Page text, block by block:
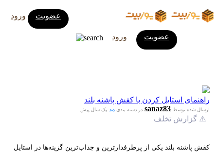
ورود عضویت
ورود عضویت
راهنمای استایل کردن با کفش پاشنه بلند
ارسال شده توسط sanaz83 در دسته بندی مد یک سال پیش
⚠️ گزارش تخلف
کفش پاشنه بلند یکی از پرطرفدارترین و جذاب‌ترین گزینه‌ها در استایل